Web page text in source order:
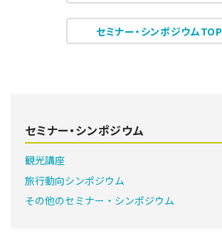
セミナー・シンポジウムTOP
セミナー・シンポジウム
観光講座
旅行動向シンポジウム
その他のセミナー・シンポジウム